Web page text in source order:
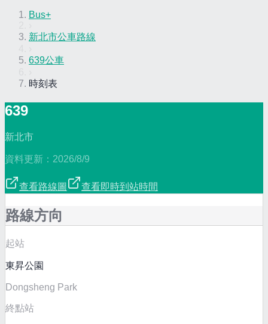
Bus+
新北市公車路線
639公車
時刻表
639
新北市
資料更新： 2026/8/9
查看路線圖 查看即時到站時間
路線方向
起站
東昇公園
Dongsheng Park
終點站